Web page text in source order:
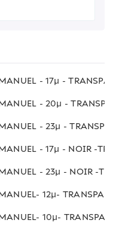
- 17µ -
- 20µ -
- 23µ -
- 17µ - NOIR -TRI
- 23µ - NOIR -TRI
12µ-
10µ-